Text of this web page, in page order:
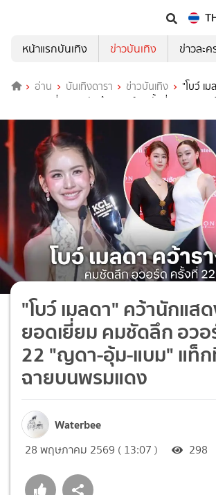
หน้าแรกบันเทิง
ข่าวบันเทิง ข่าวละค
อ่าน บันเทิงดารา ข่าวบันเทิง
"โบว์ เ
หญิงยอดเยี่ยม คมชัดลึก อวอร์ด ครั้งที่ 22 "ญดา-อุ้
"โบว์ เมลดา" คว้านักแ
ยอดเยี่ยม คมชัดลึก อว
22 "ญดา-อุ้ม-แบม" แท็ก
ฉายบนพรมแดง
Waterbee
28 พฤษภาคม 2569 ( 13:07 ) 298